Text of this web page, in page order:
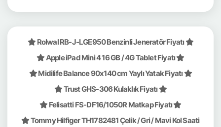
Rolwal RB-J-LGE950 Benzinli Jeneratör Fiyatı
Apple iPad Mini 4 16 GB / 4G Tablet Fiyatı
Midilife Balance 90x140 cm Yaylı Yatak Fiyatı
Trust GHS-306 Kulaklık Fiyatı
Felisatti FS-DF16/1050R Matkap Fiyatı
Tommy Hilfiger TH1782481 Çelik / Gri / Mavi Kol Saati